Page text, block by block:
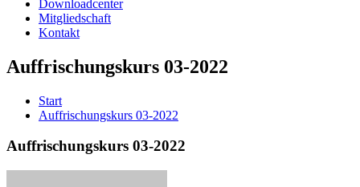
Downloadcenter
Mitgliedschaft
Kontakt
Auffrischungskurs 03-2022
Start
Auffrischungskurs 03-2022
Auffrischungskurs 03-2022